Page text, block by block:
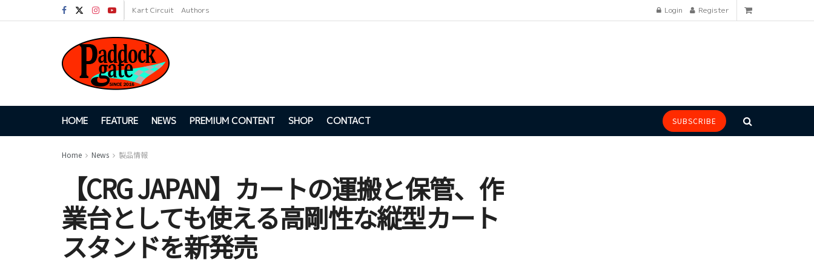
Kart Circuit Authors Login Register
HOME FEATURE NEWS PREMIUM CONTENT SHOP CONTACT SUBSCRIBE
Home News 製品情報
【CRG JAPAN】カートの運搬と保管、作
業台としても使える高剛性な縦型カート
スタンドを新発売